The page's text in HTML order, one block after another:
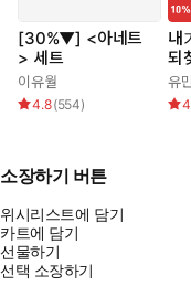
[30%▼] <아네트
> 세트
이유월
4.8(554)
내
되
유
소장하기 버튼
위시리스트에 담기
카트에 담기
선물하기
선택 소장하기